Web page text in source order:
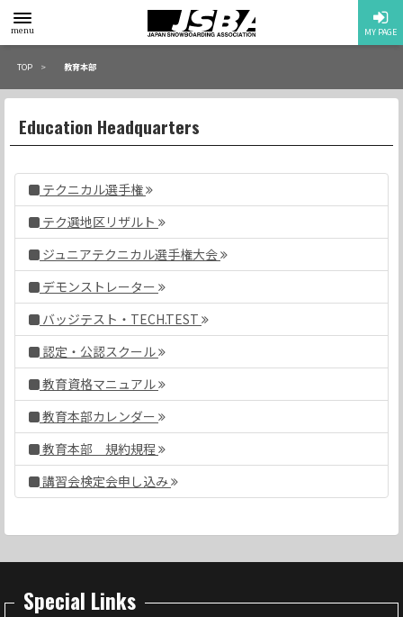
toggle
menu
menu MY PAGE
TOP 教育本部
Education Headquarters
テクニカル選手権
テク選地区リザルト
ジュニアテクニカル選手権大会
デモンストレーター
バッジテスト・TECH.TEST
認定・公認スクール
教育資格マニュアル
教育本部カレンダー
教育本部 規約規程
講習会検定会申し込み
Special Links